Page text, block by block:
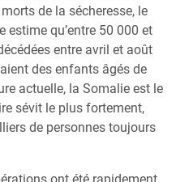
de la sécheresse, le
qu’entre 50 000 et
entre avril et août
des enfants âgés de
actuelle, la Somalie est le
sévit le plus fortement,
de personnes toujours